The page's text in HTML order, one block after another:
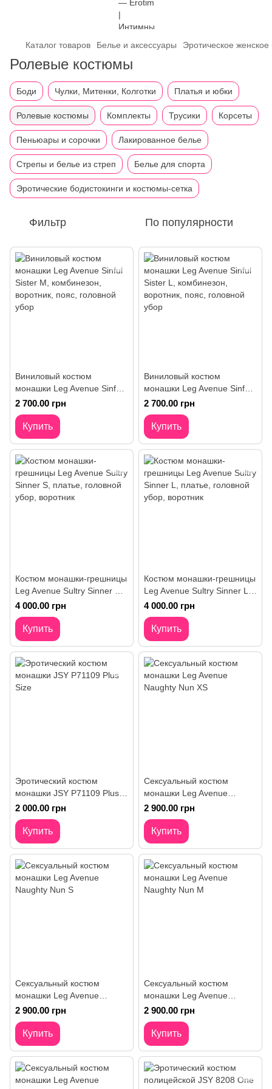
Каталог товаров Белье и аксессуары Эротическое женское
Ролевые костюмы
Боди Чулки, Митенки, Колготки Платья и юбки
Ролевые костюмы Комплекты Трусики Корсеты
Пеньюары и сорочки Лакированное белье
Стрепы и белье из стреп Белье для спорта
Эротические бодистокинги и костюмы-сетка
Фильтр По популярности
Виниловый костюм
монашки Leg Avenue Sinful
Sister M, комбинезон,
воротник, пояс, головной
убор
2 700.00 грн
Купить
Виниловый костюм
монашки Leg Avenue Sinful
Sister L, комбинезон,
воротник, пояс, головной
убор
2 700.00 грн
Купить
Костюм монашки-грешницы
Leg Avenue Sultry Sinner S,
платье, головной убор,
воротник
4 000.00 грн
Купить
Костюм монашки-грешницы
Leg Avenue Sultry Sinner L,
платье, головной убор,
воротник
4 000.00 грн
Купить
Эротический костюм
монашки JSY P71109 Plus
Size
2 000.00 грн
Купить
Сексуальный костюм
монашки Leg Avenue
Naughty Nun XS
2 900.00 грн
Купить
Сексуальный костюм
монашки Leg Avenue
Naughty Nun S
2 900.00 грн
Купить
Сексуальный костюм
монашки Leg Avenue
Naughty Nun M
2 900.00 грн
Купить